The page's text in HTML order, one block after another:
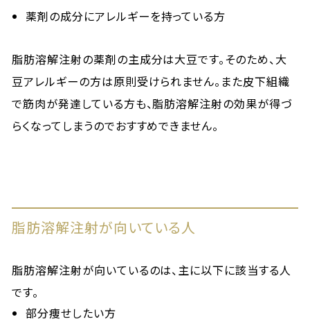
薬剤の成分にアレルギーを持っている方
脂肪溶解注射の薬剤の主成分は大豆です。そのため、大
豆アレルギーの方は原則受けられません。また皮下組織
で筋肉が発達している方も、脂肪溶解注射の効果が得づ
らくなってしまうのでおすすめできません。
脂肪溶解注射が向いている人
脂肪溶解注射が向いているのは、主に以下に該当する人
です。
部分痩せしたい方